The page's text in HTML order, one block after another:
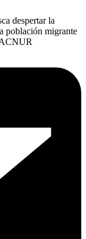
despertar la
población migrante